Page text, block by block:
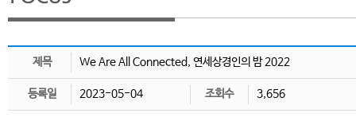
제목 We Are All Connected, 연세상경인의 밤 2022
등록일 2023-05-04 조회수 3,656